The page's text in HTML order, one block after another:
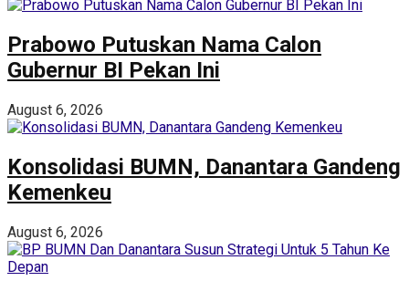
Prabowo Putuskan Nama Calon
Gubernur BI Pekan Ini
August 6, 2026
Konsolidasi BUMN, Danantara Gandeng
Kemenkeu
August 6, 2026